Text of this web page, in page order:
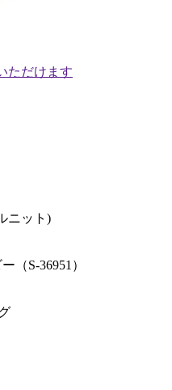
ただけます
ニット)
（S-36951）